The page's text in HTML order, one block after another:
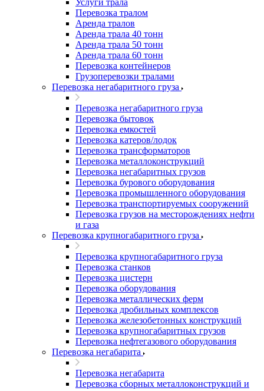
Услуги трала
Перевозка тралом
Аренда тралов
Аренда трала 40 тонн
Аренда трала 50 тонн
Аренда трала 60 тонн
Перевозка контейнеров
Грузоперевозки тралами
Перевозка негабаритного груза
Перевозка негабаритного груза
Перевозка бытовок
Перевозка емкостей
Перевозка катеров/лодок
Перевозка трансформаторов
Перевозка металлоконструкций
Перевозка негабаритных грузов
Перевозка бурового оборудования
Перевозка промышленного оборудования
Перевозка транспортируемых сооружений
Перевозка грузов на месторождениях нефти
и газа
Перевозка крупногабаритного груза
Перевозка крупногабаритного груза
Перевозка станков
Перевозка цистерн
Перевозка оборудования
Перевозка металлических ферм
Перевозка дробильных комплексов
Перевозка железобетонных конструкций
Перевозка крупногабаритных грузов
Перевозка нефтегазового оборудования
Перевозка негабарита
Перевозка негабарита
Перевозка сборных металлоконструкций и